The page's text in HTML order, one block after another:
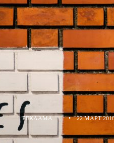
РЕКЛАМА • 22 МАРТ